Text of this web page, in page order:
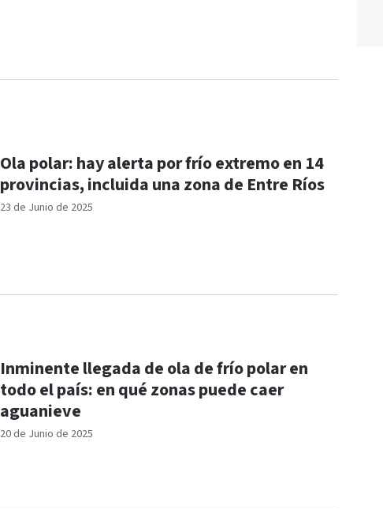
23 de Junio de 2025
Ola polar: hay alerta por frío extremo en 14
provincias, incluida una zona de Entre Ríos
20 de Junio de 2025
Inminente llegada de ola de frío polar en
todo el país: en qué zonas puede caer
aguanieve